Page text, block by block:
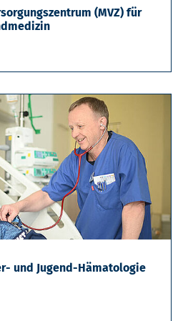
(MVZ) für
und Jugend-Hämatologie